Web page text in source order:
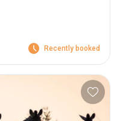
Recently booked